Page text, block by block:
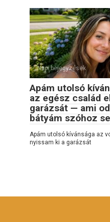
Napi bejegyzések
Apám utolsó
az egész család
garázsát — ami
bátyám szóhoz
Apám utolsó kívánsága az
nyissam ki a garázsát